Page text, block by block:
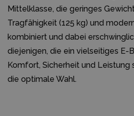
Mittelklasse, die geringes
Tragfähigkeit (125 kg) und
kombiniert und dabei
diejenigen, die ein vielseitiges E-
Komfort, Sicherheit und Leistung
die optimale Wahl.